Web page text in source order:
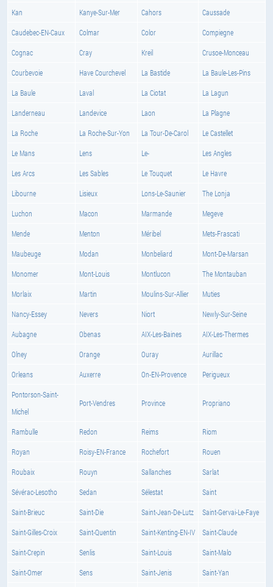
Kan Kanye-Sur-Mer Cahors Caussade
Caudebec-EN-Caux Colmar Color Compiegne
Cognac Cray Kreil Crusoe-Monceau
Courbevoie Have Courchevel La Bastide La Baule-Les-Pins
La Baule Laval La Ciotat La Lagun
Landerneau Landevice Laon La Plagne
La Roche La Roche-Sur-Yon La Tour-De-Carol Le Castellet
Le Mans Lens Le- Les Angles
Les Arcs Les Sables Le Touquet Le Havre
Libourne Lisieux Lons-Le-Saunier The Lonja
Luchon Macon Marmande Megeve
Mende Menton Méribel Mets-Frascati
Maubeuge Modan Monbeliard Mont-De-Marsan
Monomer Mont-Louis Montlucon The Montauban
Morlaix Martin Moulins-Sur-Allier Muties
Nancy-Essey Nevers Niort Newly-Sur-Seine
Aubagne Obenas AIX-Les-Baines AIX-Les-Thermes
Olney Orange Ouray Aurillac
Orleans Auxerre On-EN-Provence Perigueux
Pontorson-Saint-
Michel
Port-Vendres Province Propriano
Rambulle Redon Reims Riom
Royan Roisy-EN-France Rochefort Rouen
Roubaix Rouyn Sallanches Sarlat
Sévérac-Lesotho Sedan Sélestat Saint
Saint-Brieuc Saint-Die Saint-Jean-De-Lutz Saint-Gervai-Le-Faye
Saint-Gilles-Croix Saint-Quentin Saint-Kenting-EN-IV Saint-Claude
Saint-Crepin Senlis Saint-Louis Saint-Malo
Saint-Omer Sens Saint-Jenis Saint-Yan